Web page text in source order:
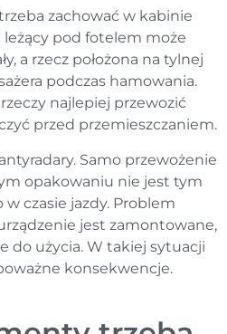
zachować w kabinie
leżący pod fotelem może
a rzecz położona na tylnej
podczas hamowania.
najlepiej przewozić
przed przemieszczaniem.
Samo przewożenie
opakowaniu nie jest tym
czasie jazdy. Problem
jest zamontowane,
do użycia. W takiej sytuacji
konsekwencje.